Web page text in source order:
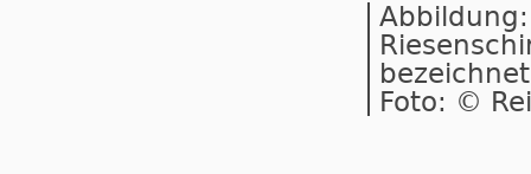
Foto: ©